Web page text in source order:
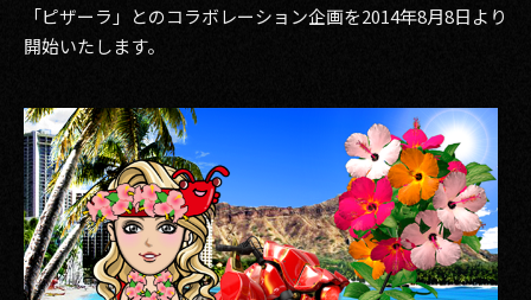
イベント
2026
2025
PRIVACY POLICY
「ピザーラ」とのコラボレーション企画を2014年8月8日より
開始いたします。